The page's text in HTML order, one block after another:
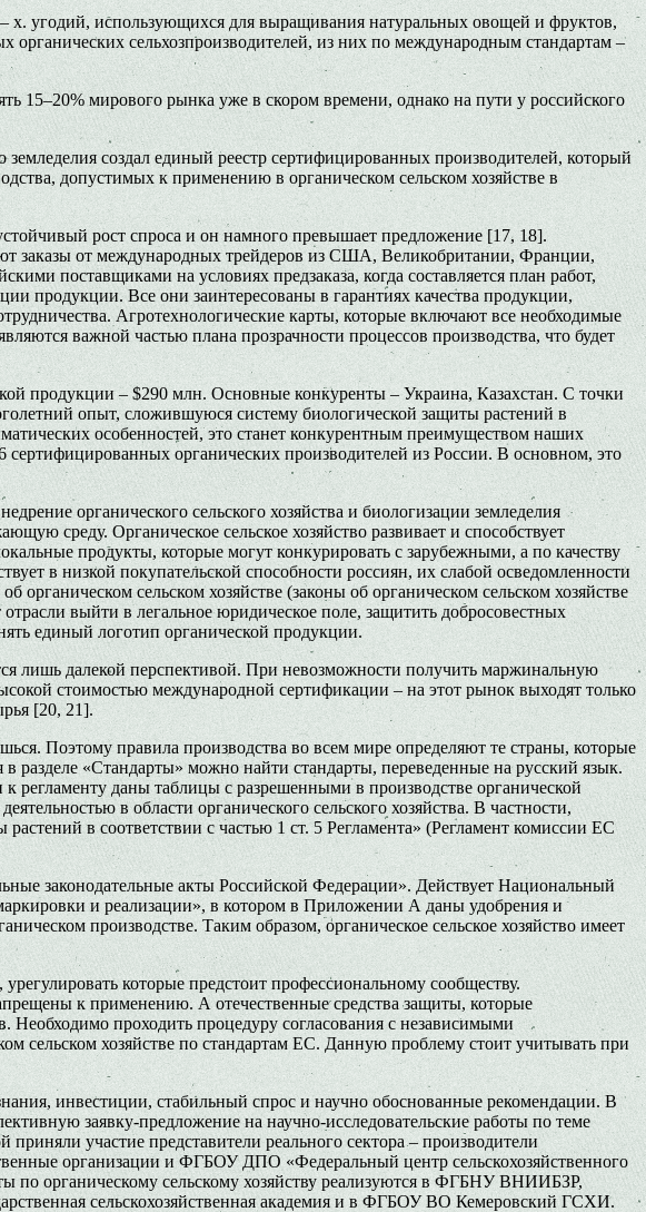
х. угодий, использующихся для выращивания натуральных овощей и фруктов,
сельхозпроизводителей, из них по международным стандартам –
15–20% мирового рынка уже в скором времени, однако на пути у российского
земледелия создал единый реестр сертифицированных производителей, который
допустимых к применению в органическом сельском хозяйстве в
рост спроса и он намного превышает предложение [17, 18].
заказы от международных трейдеров из США, Великобритании, Франции,
поставщиками на условиях предзаказа, когда составляется план работ,
продукции. Все они заинтересованы в гарантиях качества продукции,
Агротехнологические карты, которые включают все необходимые
важной частью плана прозрачности процессов производства, что будет
продукции – $290 млн. Основные конкуренты – Украина, Казахстан. С точки
опыт, сложившуюся систему биологической защиты растений в
особенностей, это станет конкурентным преимуществом наших
органических производителей из России. В основном, это
органического сельского хозяйства и биологизации земледелия
среду. Органическое сельское хозяйство развивает и способствует
продукты, которые могут конкурировать с зарубежными, а по качеству
в низкой покупательской способности россиян, их слабой осведомленности
сельском хозяйстве (законы об органическом сельском хозяйстве
выйти в легальное юридическое поле, защитить добросовестных
единый логотип органической продукции.
лишь далекой перспективой. При невозможности получить маржинальную
стоимостью международной сертификации – на этот рынок выходят только
[20, 21].
Поэтому правила производства во всем мире определяют те страны, которые
«Стандарты» можно найти стандарты, переведенные на русский язык.
даны таблицы с разрешенными в производстве органической
в области органического сельского хозяйства. В частности,
в соответствии с частью 1 ст. 5 Регламента» (Регламент комиссии ЕС
законодательные акты Российской Федерации». Действует Национальный
и реализации», в котором в Приложении А даны удобрения и
производстве. Таким образом, органическое сельское хозяйство имеет
которые предстоит профессиональному сообществу.
к применению. А отечественные средства защиты, которые
проходить процедуру согласования с независимыми
сельском хозяйстве по стандартам ЕС. Данную проблему стоит учитывать при
инвестиции, стабильный спрос и научно обоснованные рекомендации. В
заявку-предложение на научно-исследовательские работы по теме
приняли участие представители реального сектора – производители
организации и ФГБОУ ДПО «Федеральный центр сельскохозяйственного
по органическому сельскому хозяйству реализуются в ФГБНУ ВНИИБЗР,
сельскохозяйственная академия и в ФГБОУ ВО Кемеровский ГСХИ.